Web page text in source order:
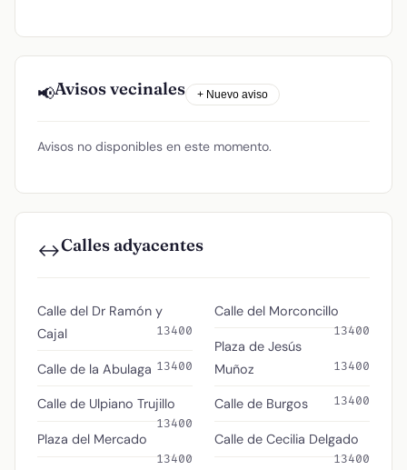
📢Avisos vecinales + Nuevo aviso
Avisos no disponibles en este momento.
↔️Calles adyacentes
Calle del Dr Ramón y
Cajal
13400
Calle de la Abulaga 13400
Calle de Ulpiano Trujillo
13400
Plaza del Mercado
13400
Calle del Morconcillo
13400
Plaza de Jesús
Muñoz
13400
Calle de Burgos 13400
Calle de Cecilia Delgado
13400